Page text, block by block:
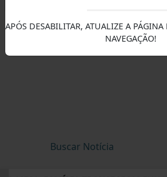
APÓS DESABILITAR, ATUALIZE A
NAVEGAÇÃO!